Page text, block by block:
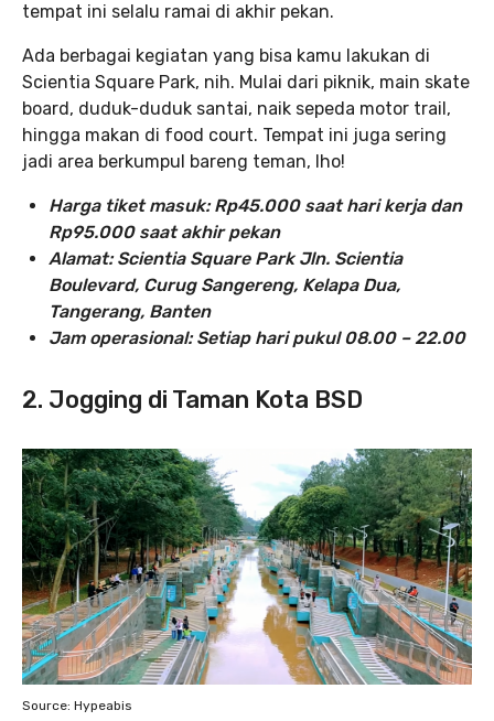
tempat ini selalu ramai di akhir pekan.
Ada berbagai kegiatan yang bisa kamu lakukan di
Scientia Square Park, nih. Mulai dari piknik, main skate
board, duduk-duduk santai, naik sepeda motor trail,
hingga makan di food court. Tempat ini juga sering
jadi area berkumpul bareng teman, lho!
Harga tiket masuk: Rp45.000 saat hari kerja dan
Rp95.000 saat akhir pekan
Alamat: Scientia Square Park Jln. Scientia
Boulevard, Curug Sangereng, Kelapa Dua,
Tangerang, Banten
Jam operasional: Setiap hari pukul 08.00 – 22.00
2. Jogging di Taman Kota BSD
Source: Hypeabis